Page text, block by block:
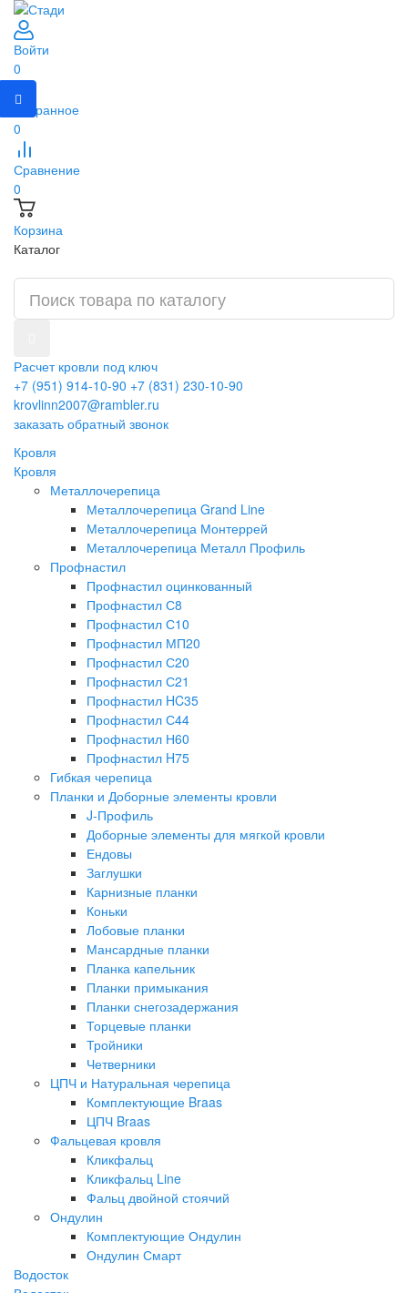
Войти
0
Избранное
0
Сравнение
0
Корзина
Каталог
Расчет кровли под ключ
+7 (951) 914-10-90 +7 (831) 230-10-90
krovlinn2007@rambler.ru
заказать обратный звонок
Кровля
Кровля
Металлочерепица
Металлочерепица Grand Line
Металлочерепица Монтеррей
Металлочерепица Металл Профиль
Профнастил
Профнастил оцинкованный
Профнастил С8
Профнастил С10
Профнастил МП20
Профнастил С20
Профнастил С21
Профнастил HC35
Профнастил С44
Профнастил Н60
Профнастил H75
Гибкая черепица
Планки и Доборные элементы кровли
J-Профиль
Доборные элементы для мягкой кровли
Ендовы
Заглушки
Карнизные планки
Коньки
Лобовые планки
Мансардные планки
Планка капельник
Планки примыкания
Планки снегозадержания
Торцевые планки
Тройники
Четверники
ЦПЧ и Натуральная черепица
Комплектующие Braas
ЦПЧ Braas
Фальцевая кровля
Кликфальц
Кликфальц Line
Фальц двойной стоячий
Ондулин
Комплектующие Ондулин
Ондулин Смарт
Водосток